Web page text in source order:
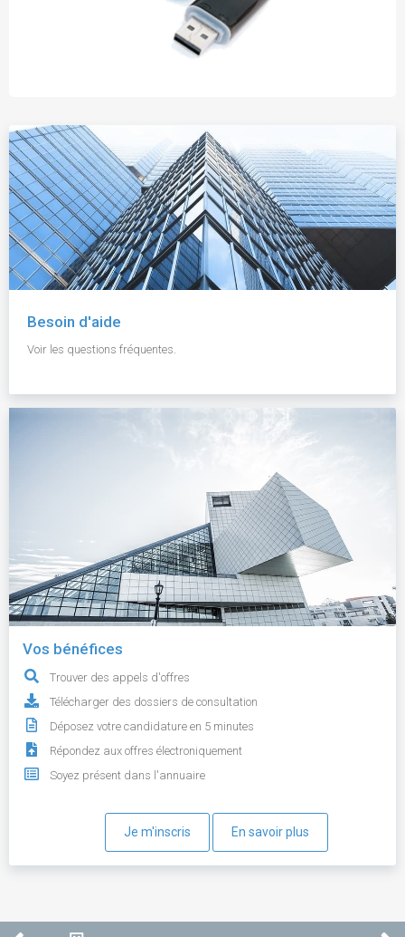
Besoin d'aide
Voir les questions fréquentes.
Vos bénéfices
Trouver des appels d'offres
Télécharger des dossiers de consultation
Déposez votre candidature en 5 minutes
Répondez aux offres électroniquement
Soyez présent dans l'annuaire
Je m'inscris En savoir plus